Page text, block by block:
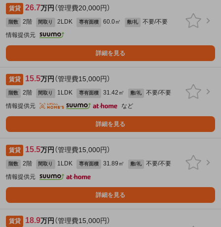
賃貸 26.7万円 （管理費20,000円）
階数 2階 間取り 2LDK 専有面積 60.0㎡ 敷/礼
不要/不要
情報提供元
詳細を見る
賃貸 15.5万円 （管理費15,000円）
階数 2階 間取り 1LDK 専有面積 31.42㎡ 敷/礼
不要/不要
情報提供元
など
詳細を見る
賃貸 15.5万円 （管理費15,000円）
階数 2階 間取り 1LDK 専有面積 31.89㎡ 敷/礼
不要/不要
情報提供元
詳細を見る
賃貸 18.9万円 （管理費15,000円）